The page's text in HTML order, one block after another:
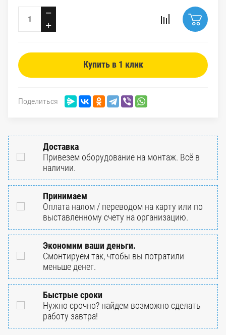
−
+
Купить в 1 клик
Поделиться
Доставка
Привезем оборудование на монтаж. Всё в
наличии.
Принимаем
Оплата налом / переводом на карту или по
выставленному счету на организацию.
Экономим ваши деньги.
Смонтируем так, чтобы вы потратили
меньше денег.
Быстрые сроки
Нужно срочно? найдем возможно сделать
работу завтра!